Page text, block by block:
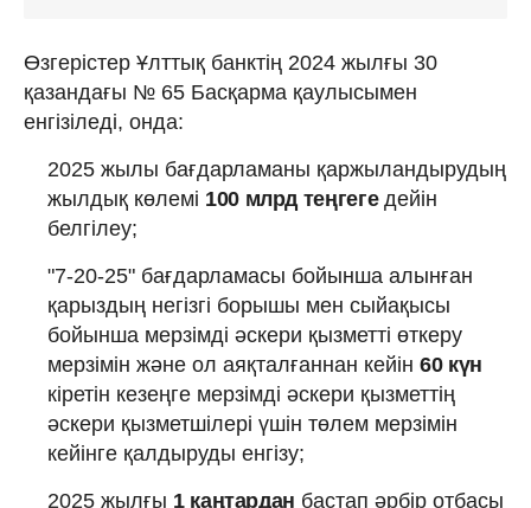
Өзгерістер Ұлттық банктің 2024 жылғы 30
қазандағы № 65 Басқарма қаулысымен
енгізіледі, онда:
2025 жылы бағдарламаны қаржыландырудың
жылдық көлемі 100 млрд теңгегедейін
белгілеу;
"7-20-25" бағдарламасы бойынша алынған
қарыздың негізгі борышы мен сыйақысы
бойынша мерзімді әскери қызметті өткеру
мерзімін және ол аяқталғаннан кейін 60 күн
кіретін кезеңге мерзімді әскери қызметтің
әскери қызметшілері үшін төлем мерзімін
кейінге қалдыруды енгізу;
2025 жылғы 1 қаңтардан бастап әрбір отбасы